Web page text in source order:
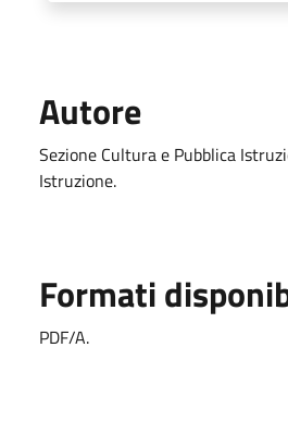
Autore
Sezione Cultura e Pubblica
Istruzione.
Formati
PDF/A.